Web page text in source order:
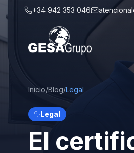
Skip to main content
+34 942 353 046
Inicio/Blog/Legal
Legal
El